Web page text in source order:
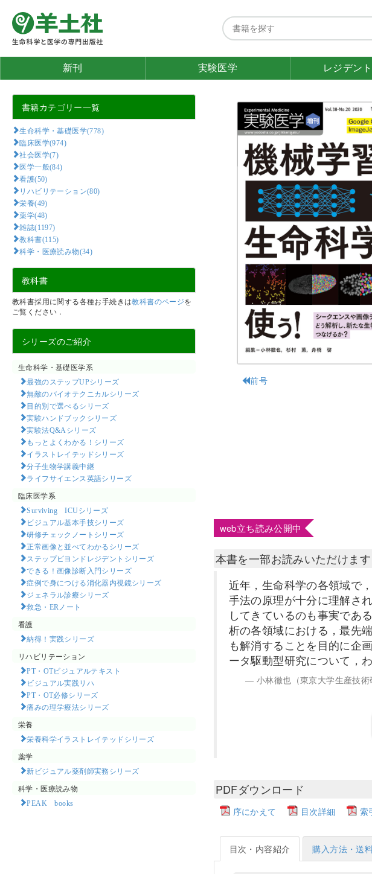
新刊 実験医学 レジデント
書籍カテゴリー一覧
生命科学・基礎医学(778)
臨床医学(974)
社会医学(7)
医学一般(84)
看護(50)
リハビリテーション(80)
栄養(49)
薬学(48)
雑誌(1197)
教科書(115)
科学・医療読み物(34)
教科書
教科書採用に関する各種お手続きは教科書のページを
ご覧ください．
シリーズのご紹介
生命科学・基礎医学系
最強のステップUPシリーズ
無敵のバイオテクニカルシリーズ
目的別で選べるシリーズ
実験ハンドブックシリーズ
実験法Q&Aシリーズ
もっとよくわかる！シリーズ
イラストレイテッドシリーズ
分子生物学講義中継
ライフサイエンス英語シリーズ
臨床医学系
Surviving ICUシリーズ
ビジュアル基本手技シリーズ
研修チェックノートシリーズ
正常画像と並べてわかるシリーズ
ステップビヨンドレジデントシリーズ
できる！画像診断入門シリーズ
症例で身につける消化器内視鏡シリーズ
ジェネラル診療シリーズ
救急・ERノート
看護
納得！実践シリーズ
リハビリテーション
PT・OTビジュアルテキスト
ビジュアル実践リハ
PT・OT必修シリーズ
痛みの理学療法シリーズ
栄養
栄養科学イラストレイテッドシリーズ
薬学
新ビジュアル薬剤師実務シリーズ
科学・医療読み物
PEAK books​
前号
web立ち読み公開中
本書を一部お読みいただけます
近年，生命科学の各領域で
手法の原理が十分に理解さ
してきているのも事実であ
析の各領域における，最先
も解消することを目的に企
ータ駆動型研究について，
小林徹也（東京大学生産技
PDFダウンロード
序にかえて 目次詳細 索
目次・内容紹介 購入方法・送